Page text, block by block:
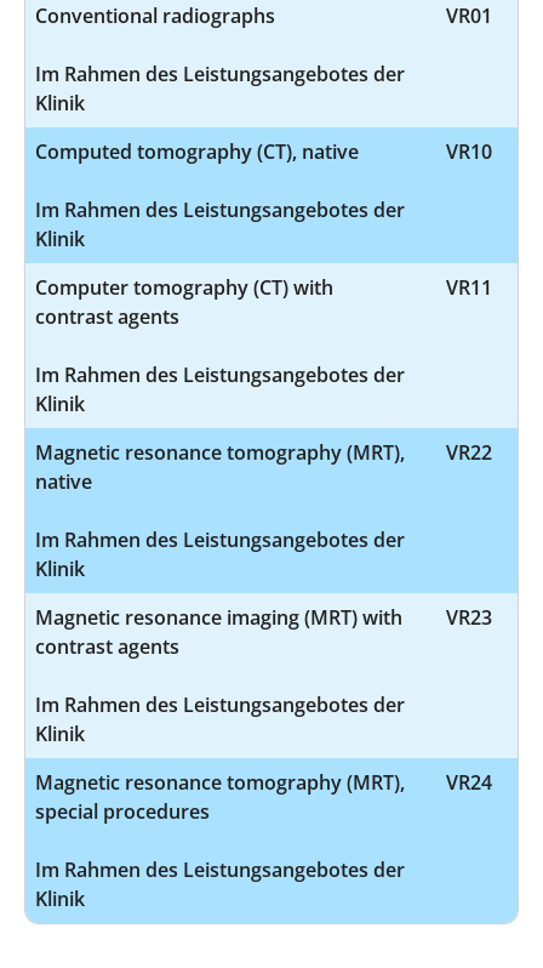
Conventional radiographs
Im Rahmen des Leistungsangebotes der
Klinik
VR01
Computed tomography (CT), native
Im Rahmen des Leistungsangebotes der
Klinik
VR10
Computer tomography (CT) with
contrast agents
Im Rahmen des Leistungsangebotes der
Klinik
VR11
Magnetic resonance tomography (MRT),
native
Im Rahmen des Leistungsangebotes der
Klinik
VR22
Magnetic resonance imaging (MRT) with
contrast agents
Im Rahmen des Leistungsangebotes der
Klinik
VR23
Magnetic resonance tomography (MRT),
special procedures
Im Rahmen des Leistungsangebotes der
Klinik
VR24